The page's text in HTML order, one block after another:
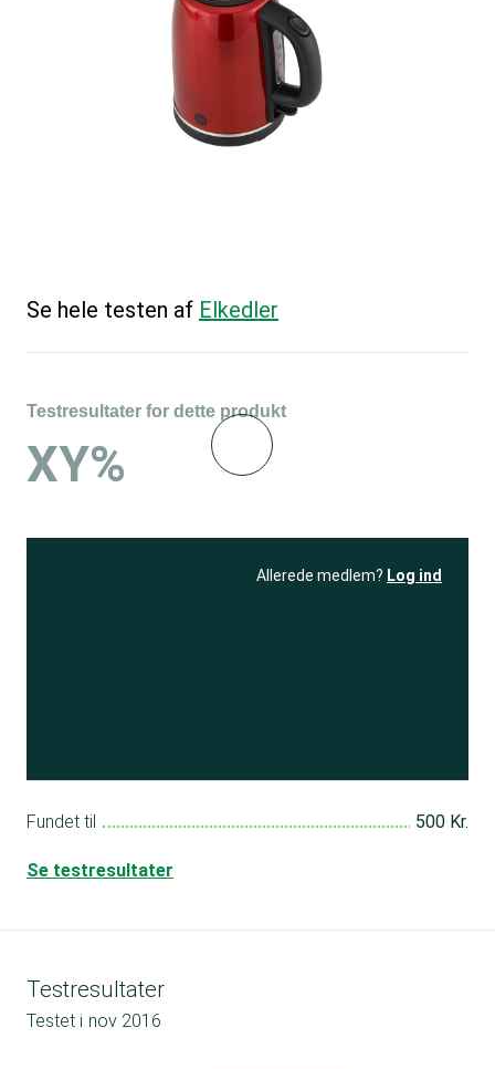
Se hele testen af Elkedler
Testresultater for dette produkt
XY%
Allerede medlem? Log ind
Fundet til 500 Kr.
Se testresultater
Testresultater
Testet i nov 2016